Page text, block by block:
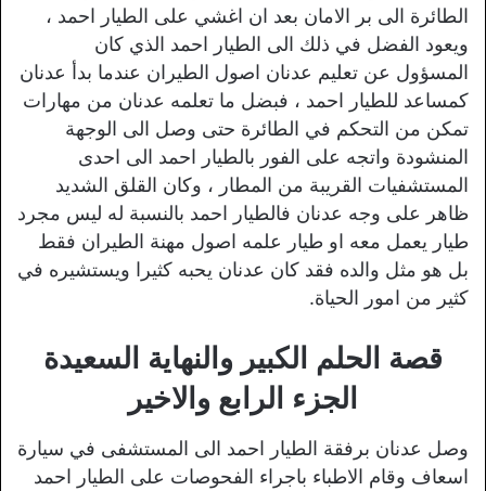
الطائرة الى بر الامان بعد ان اغشي على الطيار احمد ،
ويعود الفضل في ذلك الى الطيار احمد الذي كان
المسؤول عن تعليم عدنان اصول الطيران عندما بدأ عدنان
كمساعد للطيار احمد ، فبضل ما تعلمه عدنان من مهارات
تمكن من التحكم في الطائرة حتى وصل الى الوجهة
المنشودة واتجه على الفور بالطيار احمد الى احدى
المستشفيات القريبة من المطار ، وكان القلق الشديد
ظاهر على وجه عدنان فالطيار احمد بالنسبة له ليس مجرد
طيار يعمل معه او طيار علمه اصول مهنة الطيران فقط
بل هو مثل والده فقد كان عدنان يحبه كثيرا ويستشيره في
كثير من امور الحياة.
قصة الحلم الكبير والنهاية السعيدة
الجزء الرابع والاخير
وصل عدنان برفقة الطيار احمد الى المستشفى في سيارة
اسعاف وقام الاطباء باجراء الفحوصات على الطيار احمد